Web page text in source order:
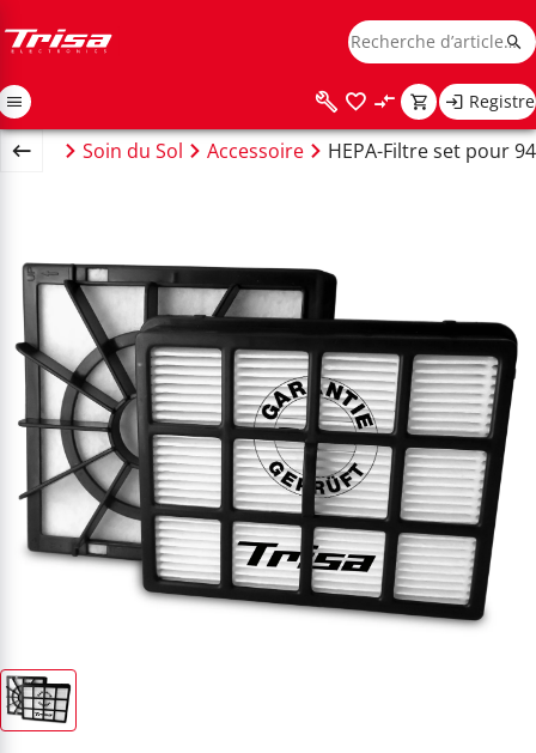
Registre
Soin du Sol Accessoire HEPA-Filtre set pour